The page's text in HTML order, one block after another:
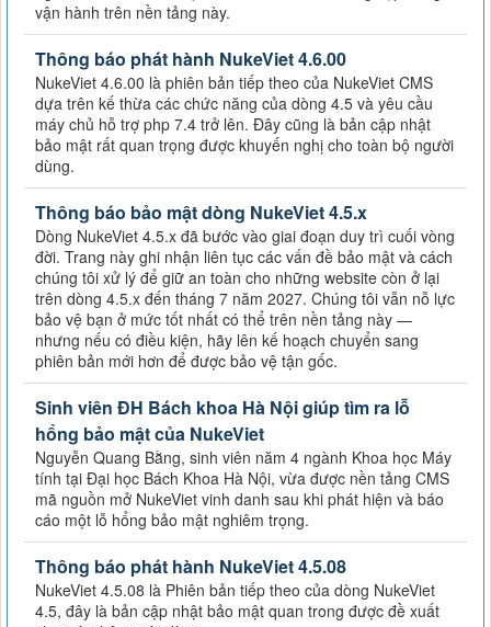
vận hành trên nền tảng này.
Thông báo phát hành NukeViet 4.6.00
NukeViet 4.6.00 là phiên bản tiếp theo của NukeViet CMS
dựa trên kế thừa các chức năng của dòng 4.5 và yêu cầu
máy chủ hỗ trợ php 7.4 trở lên. Đây cũng là bản cập nhật
bảo mật rất quan trọng được khuyến nghị cho toàn bộ người
dùng.
Thông báo bảo mật dòng NukeViet 4.5.x
Dòng NukeViet 4.5.x đã bước vào giai đoạn duy trì cuối vòng
đời. Trang này ghi nhận liên tục các vấn đề bảo mật và cách
chúng tôi xử lý để giữ an toàn cho những website còn ở lại
trên dòng 4.5.x đến tháng 7 năm 2027. Chúng tôi vẫn nỗ lực
bảo vệ bạn ở mức tốt nhất có thể trên nền tảng này —
nhưng nếu có điều kiện, hãy lên kế hoạch chuyển sang
phiên bản mới hơn để được bảo vệ tận gốc.
Sinh viên ĐH Bách khoa Hà Nội giúp tìm ra lỗ
hổng bảo mật của NukeViet
Nguyễn Quang Bằng, sinh viên năm 4 ngành Khoa học Máy
tính tại Đại học Bách Khoa Hà Nội, vừa được nền tảng CMS
mã nguồn mở NukeViet vinh danh sau khi phát hiện và báo
cáo một lỗ hổng bảo mật nghiêm trọng.
Thông báo phát hành NukeViet 4.5.08
NukeViet 4.5.08 là Phiên bản tiếp theo của dòng NukeViet
4.5, đây là bản cập nhật bảo mật quan trong được đề xuất